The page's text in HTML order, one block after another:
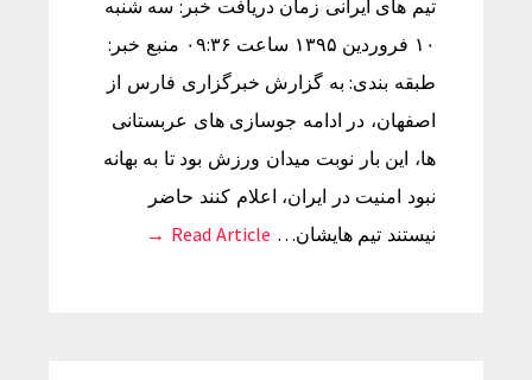
تیم های ایرانی زمان دریافت خبر: سه شنبه
۱۰ فروردین ۱۳۹۵ ساعت ۰۹:۳۶ منبع خبر:
طبقه بندی: به گزارش خبرگزاری فارس از
اصفهان، در ادامه جوسازی های عربستانی
ها، این بار نوبت میدان ورزش بود تا به بهانه
نبود امنیت در ایران، اعلام کنند حاضر
نیستند تیم هایشان… Read Article →